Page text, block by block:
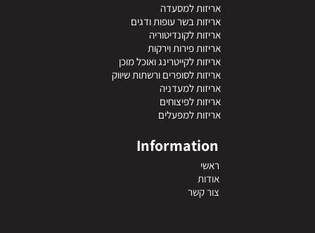
אריזות למסעדה
אריזות בשר עופות ודגים
אריזות לקונדיטוריה
אריזות פירות וירקות
אריזות לקייטרינג ואוכל מוכן
אריזות לסופרים ורשתות שיווק
אריזות למעדניה
אריזות לפיצוחים
אריזות למפעלים
Information
ראשי
אודות
צור קשר